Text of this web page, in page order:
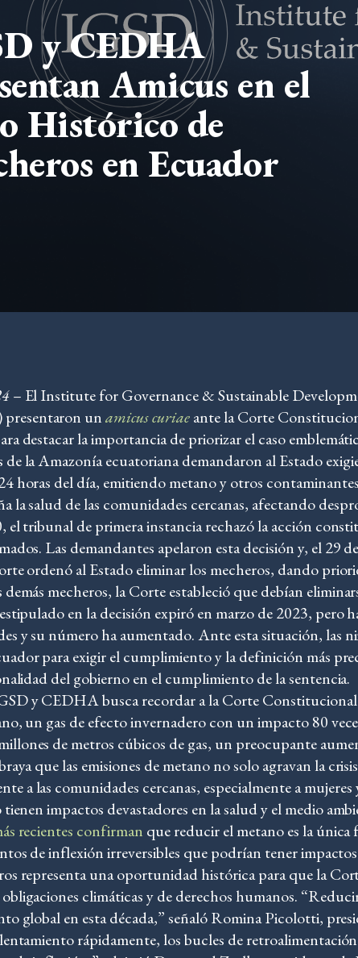
y CEDHA
Amicus en el
Histórico de
en Ecuador
– El Institute for Governance & Sustainable
unamicus curiaeante la Corte
destacar la importancia de priorizar el caso
de la Amazonía ecuatoriana demandaron al Estado
horas del día, emitiendo metano y otros
la salud de las comunidades cercanas, afectando
el tribunal de primera instancia rechazó la acción
Las demandantes apelaron esta decisión y, el
ordenó al Estado eliminar los mecheros, dando
demás mecheros, la Corte estableció que debían
en la decisión expiró en marzo de 2023, pero
y su número ha aumentado. Ante esta situación, las
para exigir el cumplimiento y la definición más
del gobierno en el cumplimiento de la sentencia.
y CEDHA busca recordar a la Corte Constitucional
un gas de efecto invernadero con un impacto 80
de metros cúbicos de gas, un preocupante
que las emisiones de metano no solo agravan la
a las comunidades cercanas, especialmente a
impactos devastadores en la salud y el medio
recientes confirman que reducir el metano es la
de inflexión irreversibles que podrían tener
representa una oportunidad histórica para que la
climáticas y de derechos humanos.
global en esta década,” señaló Romina Picolotti,
rápidamente, los bucles de